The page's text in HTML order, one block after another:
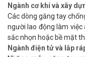
Ngành cơ khí và xây
Các dòng găng tay
người lao động làm
sắc nhọn hoặc bề mặt
Ngành điện tử và lắp